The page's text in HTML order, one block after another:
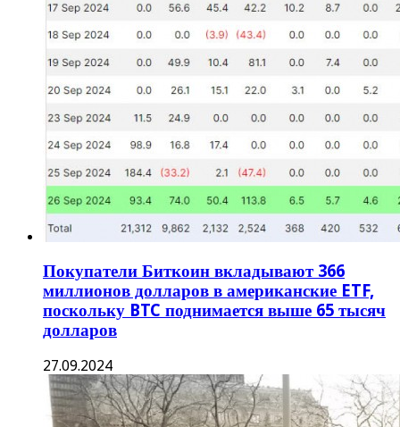
Покупатели Биткоин вкладывают 366
миллионов долларов в американские ETF,
поскольку BTC поднимается выше 65 тысяч
долларов
27.09.2024